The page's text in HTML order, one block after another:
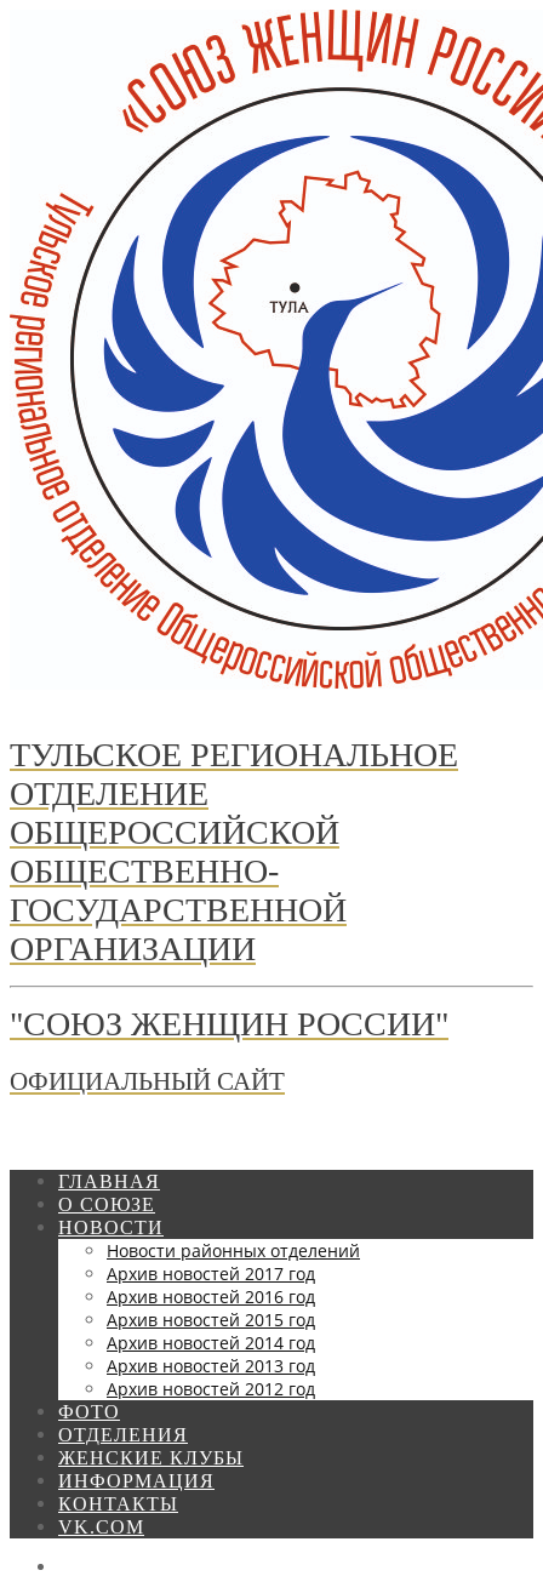
ТУЛЬСКОЕ РЕГИОНАЛЬНОЕ
ОТДЕЛЕНИЕ
ОБЩЕРОССИЙСКОЙ
ОБЩЕСТВЕННО-
ГОСУДАРСТВЕННОЙ
ОРГАНИЗАЦИИ
"СОЮЗ ЖЕНЩИН РОССИИ"
ОФИЦИАЛЬНЫЙ САЙТ
ГЛАВНАЯ
О СОЮЗЕ
НОВОСТИ
Новости районных отделений
Архив новостей 2017 год
Архив новостей 2016 год
Архив новостей 2015 год
Архив новостей 2014 год
Архив новостей 2013 год
Архив новостей 2012 год
ФОТО
ОТДЕЛЕНИЯ
ЖЕНСКИЕ КЛУБЫ
ИНФОРМАЦИЯ
КОНТАКТЫ
VK.COM